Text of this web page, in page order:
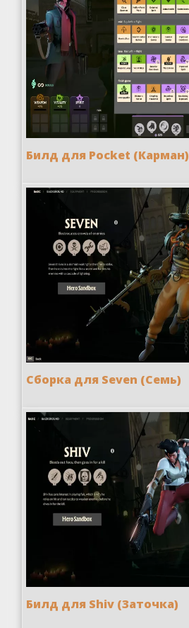
Билд для Pocket (Карман)
Сборка для Seven (Семь)
Билд для Shiv (Заточка)